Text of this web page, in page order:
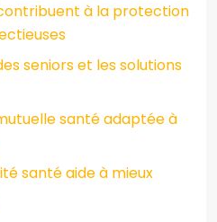
à la protection
seniors et les solutions
santé adaptée à
santé aide à mieux